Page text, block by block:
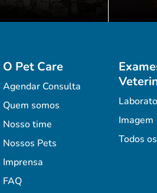
O Pet Care
Agendar Consulta
Quem somos
Nosso time
Nossos Pets
Imprensa
FAQ
Imagem
Todos